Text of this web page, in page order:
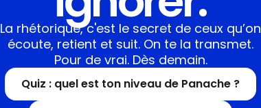
La rhétorique, c'est le secret de ceux qu’on
écoute, retient et suit. On te la transmet.
Pour de vrai. Dès demain.
Quiz : quel est ton niveau de Panache ?